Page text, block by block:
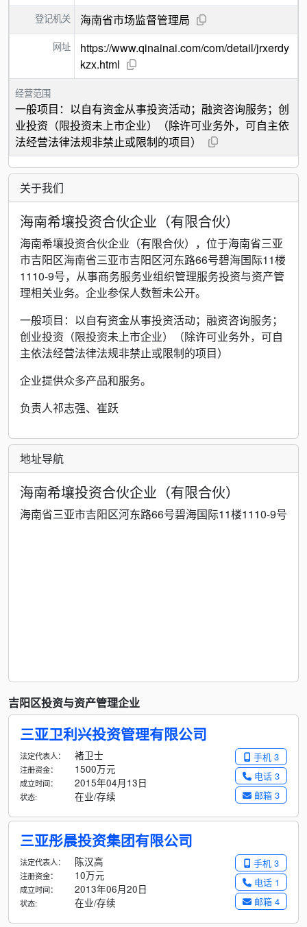
登记机关 海南省市场监督管理局
网址
https://www.qinainai.com/com/detail/jrxerdy
kzx.html
经营范围
一般项目：以自有资金从事投资活动；融资咨询服务；创
业投资（限投资未上市企业）（除许可业务外，可自主依
法经营法律法规非禁止或限制的项目）
关于我们
海南希壤投资合伙企业（有限合伙）
海南希壤投资合伙企业（有限合伙），位于海南省三亚
市吉阳区海南省三亚市吉阳区河东路66号碧海国际11楼
1110-9号，从事商务服务业组织管理服务投资与资产管
理相关业务。企业参保人数暂未公开。
一般项目：以自有资金从事投资活动；融资咨询服务；
创业投资（限投资未上市企业）（除许可业务外，可自
主依法经营法律法规非禁止或限制的项目）
企业提供众多产品和服务。
负责人祁志强、崔跃
地址导航
海南希壤投资合伙企业（有限合伙）
海南省三亚市吉阳区河东路66号碧海国际11楼1110-9号
吉阳区投资与资产管理企业
三亚卫利兴投资管理有限公司
手机 3
电话 3
邮箱 3
法定代表人： 褚卫士
注册资金： 1500万元
成立时间： 2015年04月13日
状态: 在业/存续
三亚彤晨投资集团有限公司
手机 3
电话 1
邮箱 4
法定代表人： 陈汉高
注册资金： 10万元
成立时间： 2013年06月20日
状态: 在业/存续